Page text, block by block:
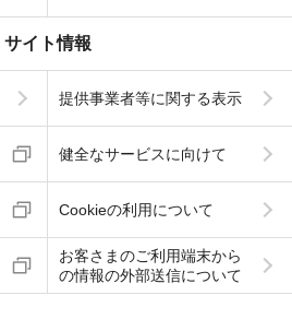
サイト情報
提供事業者等に関する表示
健全なサービスに向けて
Cookieの利用について
お客さまのご利用端末から
の情報の外部送信について